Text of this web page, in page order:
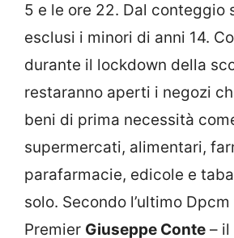
5 e le ore 22. Dal conteggio
esclusi i minori di anni 14.
durante il lockdown della
restaranno aperti i negozi
beni di prima necessità
supermercati, alimentari,
parafarmacie, edicole e
solo. Secondo l’ultimo
Premier Giuseppe Conte –